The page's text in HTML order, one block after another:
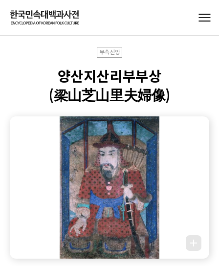
무속신앙
양산지산리부부상
(梁山芝山里夫婦像)